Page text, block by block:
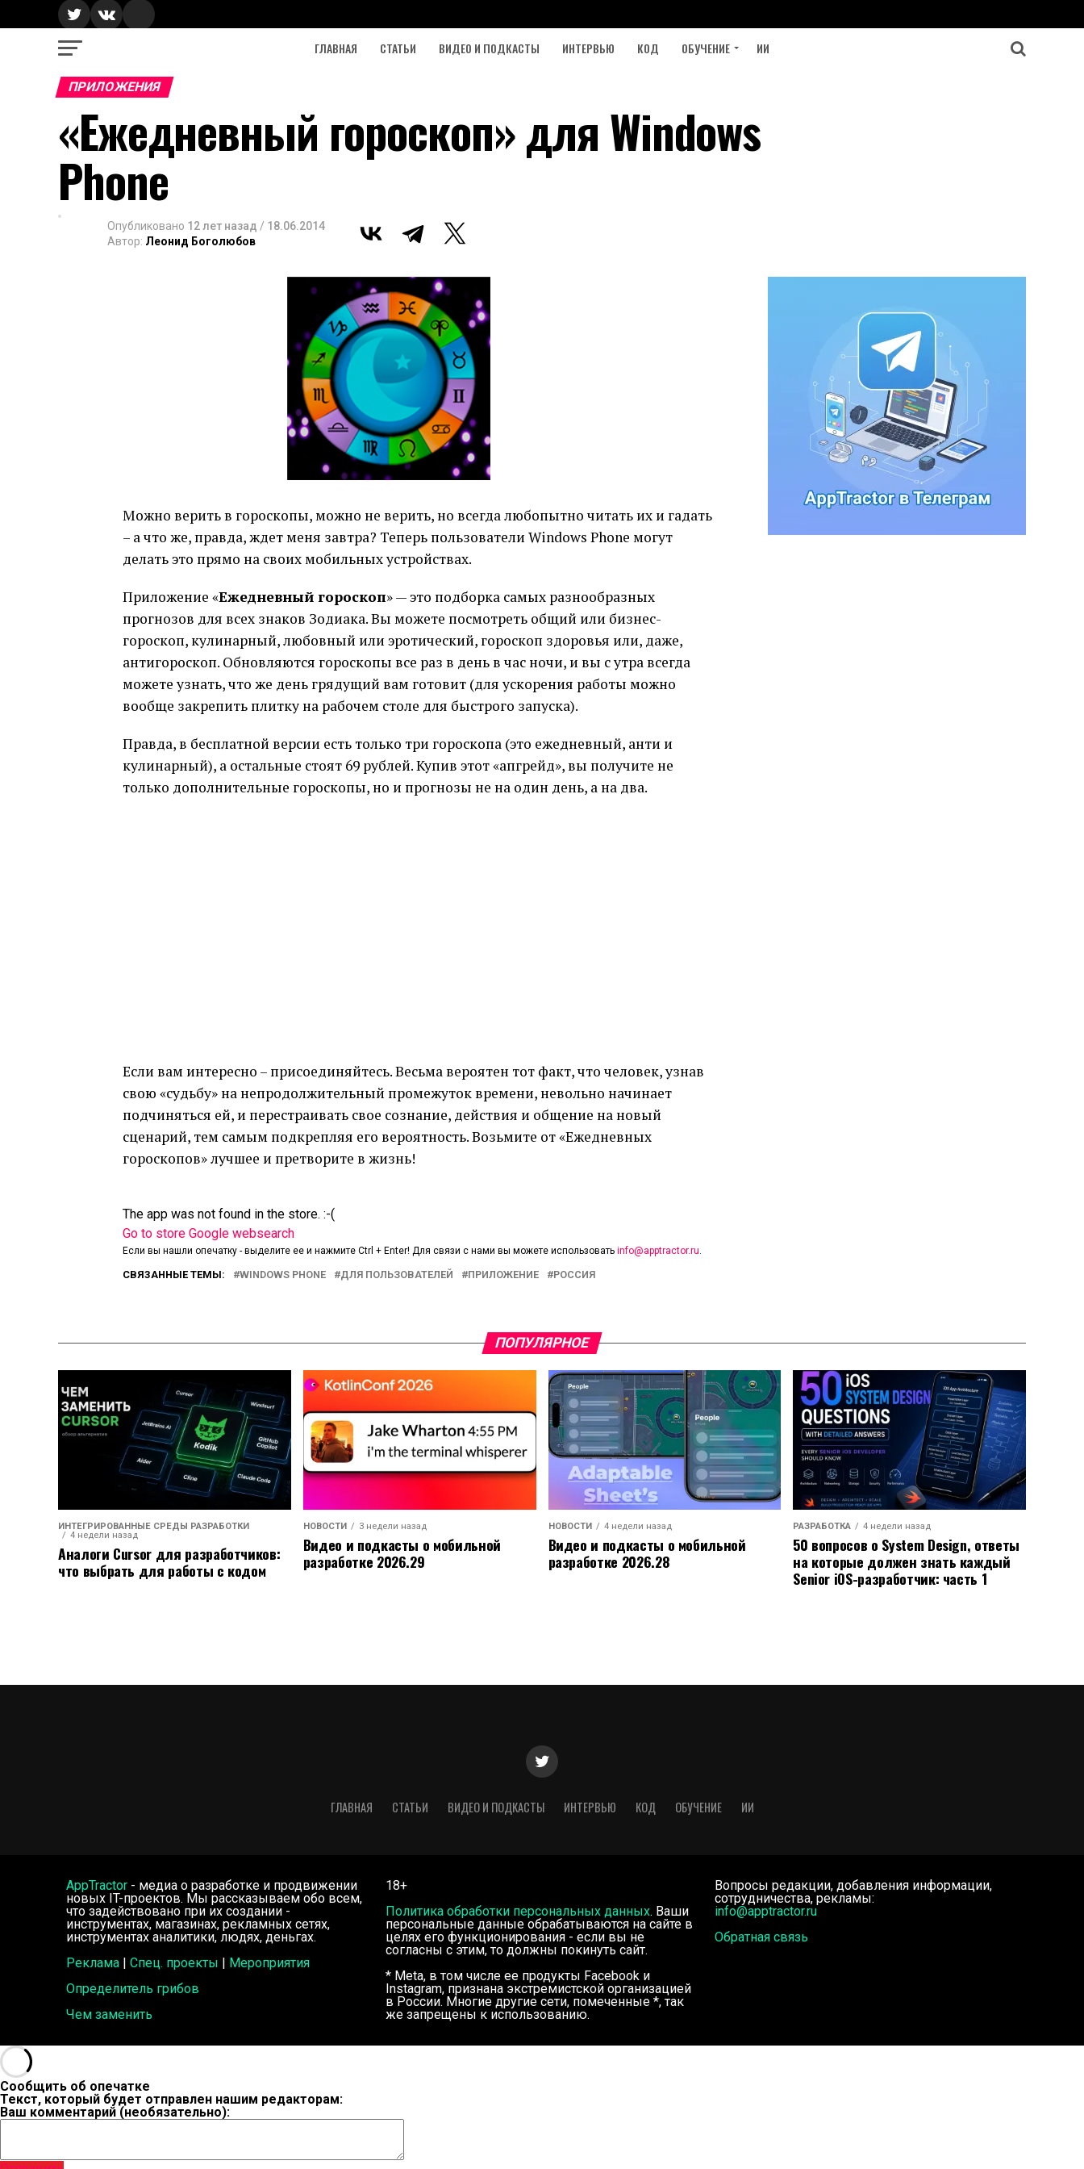
ГЛАВНАЯ СТАТЬИ ВИДЕО И ПОДКАСТЫ ИНТЕРВЬЮ КОД ОБУЧЕНИЕ ИИ
ПРИЛОЖЕНИЯ
«Ежедневный гороскоп» для Windows
Phone
Опубликовано 12 лет назад / 18.06.2014
Автор: Леонид Боголюбов
Можно верить в гороскопы, можно не верить, но всегда любопытно читать их и гадать
– а что же, правда, ждет меня завтра? Теперь пользователи Windows Phone могут
делать это прямо на своих мобильных устройствах.
Приложение «Ежедневный гороскоп» — это подборка самых разнообразных
прогнозов для всех знаков Зодиака. Вы можете посмотреть общий или бизнес-
гороскоп, кулинарный, любовный или эротический, гороскоп здоровья или, даже,
антигороскоп. Обновляются гороскопы все раз в день в час ночи, и вы с утра всегда
можете узнать, что же день грядущий вам готовит (для ускорения работы можно
вообще закрепить плитку на рабочем столе для быстрого запуска).
Правда, в бесплатной версии есть только три гороскопа (это ежедневный, анти и
кулинарный), а остальные стоят 69 рублей. Купив этот «апгрейд», вы получите не
только дополнительные гороскопы, но и прогнозы не на один день, а на два.
Если вам интересно – присоединяйтесь. Весьма вероятен тот факт, что человек, узнав
свою «судьбу» на непродолжительный промежуток времени, невольно начинает
подчиняться ей, и перестраивать свое сознание, действия и общение на новый
сценарий, тем самым подкрепляя его вероятность. Возьмите от «Ежедневных
гороскопов» лучшее и претворите в жизнь!
The app was not found in the store. :-(
Go to store Google websearch
Если вы нашли опечатку - выделите ее и нажмите Ctrl + Enter! Для связи с нами вы можете использовать info@apptractor.ru.
СВЯЗАННЫЕ ТЕМЫ: WINDOWS PHONE ДЛЯ ПОЛЬЗОВАТЕЛЕЙ ПРИЛОЖЕНИЕ РОССИЯ
ПОПУЛЯРНОЕ
ИНТЕГРИРОВАННЫЕ СРЕДЫ РАЗРАБОТКИ
4 недели назад
Аналоги Cursor для разработчиков:
что выбрать для работы с кодом
НОВОСТИ 3 недели назад
Видео и подкасты о мобильной
разработке 2026.29
НОВОСТИ 4 недели назад
Видео и подкасты о мобильной
разработке 2026.28
РАЗРАБОТКА 4 недели назад
50 вопросов о System Design, ответы
на которые должен знать каждый
Senior iOS-разработчик: часть 1
ГЛАВНАЯ СТАТЬИ ВИДЕО И ПОДКАСТЫ ИНТЕРВЬЮ КОД ОБУЧЕНИЕ ИИ
AppTractor - медиа о разработке и продвижении
новых IT-проектов. Мы рассказываем обо всем,
что задействовано при их создании -
инструментах, магазинах, рекламных сетях,
инструментах аналитики, людях, деньгах.
Реклама | Спец. проекты | Мероприятия
Определитель грибов
Чем заменить
18+
Политика обработки персональных данных. Ваши
персональные данные обрабатываются на сайте в
целях его функционирования - если вы не
согласны с этим, то должны покинуть сайт.
* Meta, в том числе ее продукты Facebook и
Instagram, признана экстремистской организацией
в России. Многие другие сети, помеченные *, так
же запрещены к использованию.
Вопросы редакции, добавления информации,
сотрудничества, рекламы:
info@apptractor.ru
Обратная связь
Сообщить об опечатке
Текст, который будет отправлен нашим редакторам:
Ваш комментарий (необязательно):